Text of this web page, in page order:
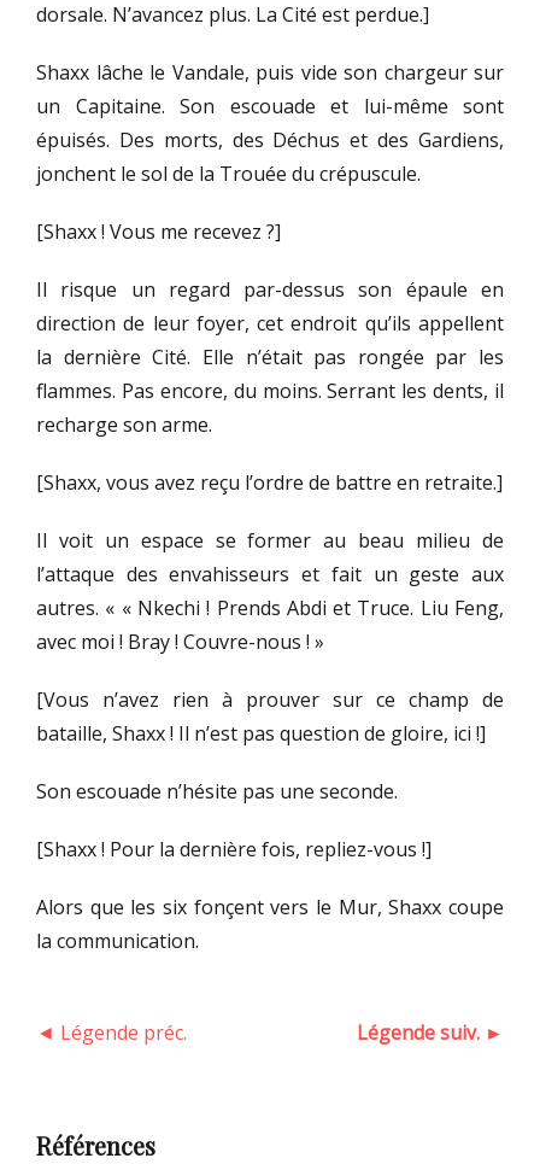
dorsale. N’avancez plus. La Cité est perdue.]
Shaxx lâche le Vandale, puis vide son chargeur sur
un Capitaine. Son escouade et lui-même sont
épuisés. Des morts, des Déchus et des Gardiens,
jonchent le sol de la Trouée du crépuscule.
[Shaxx ! Vous me recevez ?]
Il risque un regard par-dessus son épaule en
direction de leur foyer, cet endroit qu’ils appellent
la dernière Cité. Elle n’était pas rongée par les
flammes. Pas encore, du moins. Serrant les dents, il
recharge son arme.
[Shaxx, vous avez reçu l’ordre de battre en retraite.]
Il voit un espace se former au beau milieu de
l’attaque des envahisseurs et fait un geste aux
autres. « « Nkechi ! Prends Abdi et Truce. Liu Feng,
avec moi ! Bray ! Couvre-nous ! »
[Vous n’avez rien à prouver sur ce champ de
bataille, Shaxx ! Il n’est pas question de gloire, ici !]
Son escouade n’hésite pas une seconde.
[Shaxx ! Pour la dernière fois, repliez-vous !]
Alors que les six fonçent vers le Mur, Shaxx coupe
la communication.
◄ Légende préc. Légende suiv. ►
Références